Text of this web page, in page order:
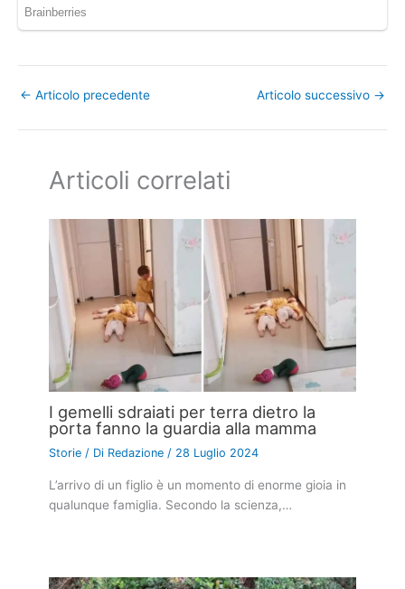
← Articolo precedente Articolo successivo →
Articoli correlati
I gemelli sdraiati per terra dietro la
porta fanno la guardia alla mamma
Storie / Di Redazione/ 28 Luglio 2024
L’arrivo di un figlio è un momento di enorme gioia in
qualunque famiglia. Secondo la scienza,…